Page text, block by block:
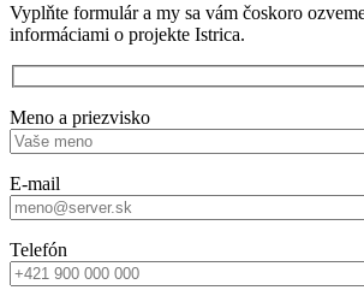
Vyplňte formulár a my sa vám čoskoro
informáciami o projekte Istrica.
Meno a priezvisko
E-mail
Telefón